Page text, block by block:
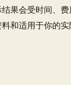
果会受时间、
和适用于你的